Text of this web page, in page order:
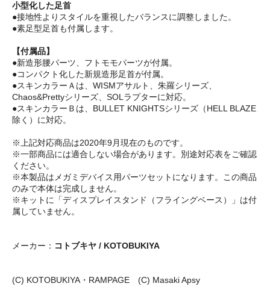
小型化した足首
●接地性よりスタイルを重視したバランスに調整しました。
●素足型足首も付属します。
【付属品】
●新造形腰パーツ、フトモモパーツが付属。
●コンパクト化した新規造形足首が付属。
●スキンカラーＡは、WISMアサルト、朱羅シリーズ、
Chaos&Prettyシリーズ、SOLラプターに対応。
●スキンカラーＢは、BULLET KNIGHTSシリーズ（HELL BLAZE
除く）に対応。
※上記対応商品は2020年9月現在のものです。
※一部商品には適合しない場合があります。別途対応表をご確認
ください。
※本製品はメガミデバイス用パーツセットになります。この商品
のみで本体は完成しません。
※キットに「ディスプレイスタンド（フライングベース）」は付
属していません。
メーカー： コトブキヤ / KOTOBUKIYA
(C) KOTOBUKIYA・RAMPAGE (C) Masaki Apsy